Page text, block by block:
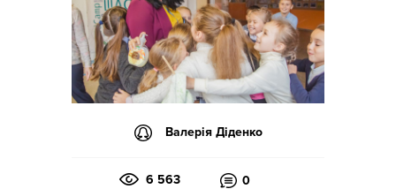
Валерія Діденко
6 563 0